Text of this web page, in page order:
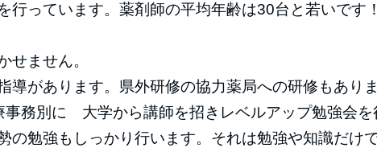
行っています。薬剤師の平均年齢は30台と若いです！
せません。
導があります。県外研修の協力薬局への研修もあり
務別に 大学から講師を招きレベルアップ勉強会を
の勉強もしっかり行います。それは勉強や知識だけ